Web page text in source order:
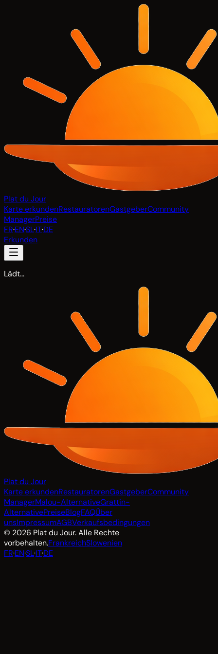
Plat du Jour
Karte erkundenRestauratorenGastgeberCommunity
ManagerPreise
FR·EN·SL·IT·DE
Erkunden
Lädt…
Plat du Jour
Karte erkundenRestauratorenGastgeberCommunity
ManagerMalou-AlternativeGrattin-
AlternativePreiseBlogFAQÜber
unsImpressumAGBVerkaufsbedingungen
© 2026 Plat du Jour. Alle Rechte
vorbehalten.FrankreichSlowenien
FR·EN·SL·IT·DE